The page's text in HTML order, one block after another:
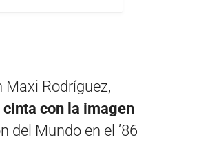
Rodríguez,
cinta con la imagen
del Mundo en el ’86